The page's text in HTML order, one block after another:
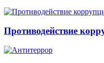
Противодействие